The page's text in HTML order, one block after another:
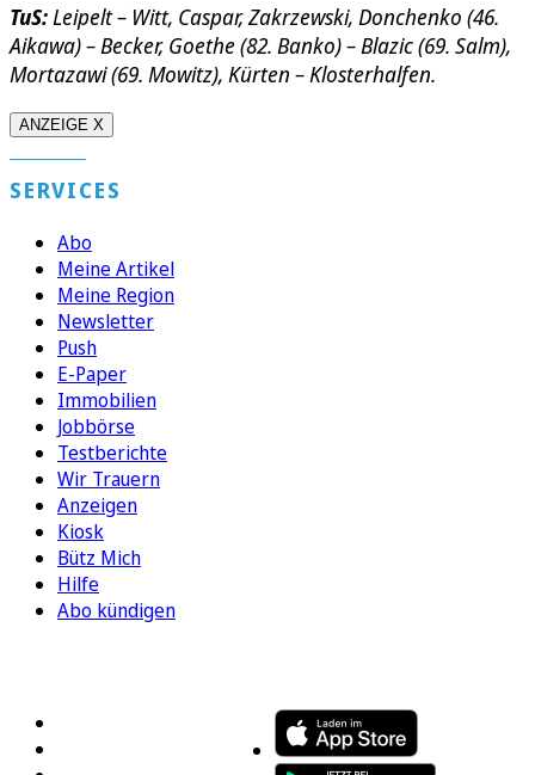
TuS: Leipelt – Witt, Caspar, Zakrzewski, Donchenko (46.
Aikawa) – Becker, Goethe (82. Banko) – Blazic (69. Salm),
Mortazawi (69. Mowitz), Kürten – Klosterhalfen.
ANZEIGE X
SERVICES
Abo
Meine Artikel
Meine Region
Newsletter
Push
E-Paper
Immobilien
Jobbörse
Testberichte
Wir Trauern
Anzeigen
Kiosk
Bütz Mich
Hilfe
Abo kündigen